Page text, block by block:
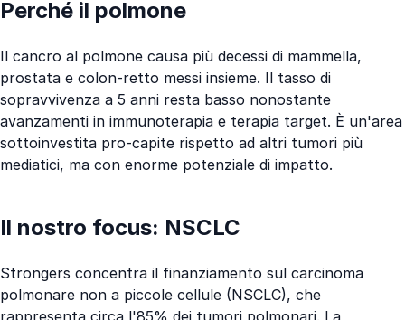
Perché il polmone
Il cancro al polmone causa più decessi di mammella,
prostata e colon-retto messi insieme. Il tasso di
sopravvivenza a 5 anni resta basso nonostante
avanzamenti in immunoterapia e terapia target. È un'area
sottoinvestita pro-capite rispetto ad altri tumori più
mediatici, ma con enorme potenziale di impatto.
Il nostro focus: NSCLC
Strongers concentra il finanziamento sul carcinoma
polmonare non a piccole cellule (NSCLC), che
rappresenta circa l'85% dei tumori polmonari. La